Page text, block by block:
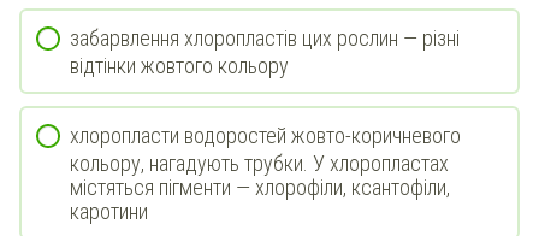
забарвлення хлоропластів цих рослин — різні
відтінки жовтого кольору
хлоропласти водоростей жовто-коричневого
кольору, нагадують трубки. У хлоропластах
містяться пігменти — хлорофіли, ксантофіли,
каротини